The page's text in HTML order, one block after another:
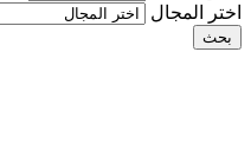
اختر المجال
بحث